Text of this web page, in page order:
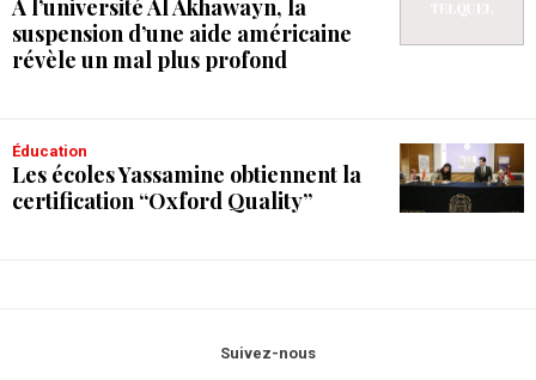
À l’université Al Akhawayn, la
suspension d’une aide américaine
révèle un mal plus profond
Éducation
Les écoles Yassamine obtiennent la
certification “Oxford Quality”
Suivez-nous